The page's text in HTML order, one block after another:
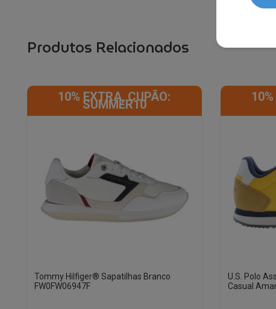
Produtos Relacionados
10% EXTRA, CUPÃO:
SUMMER10
Tommy Hilfiger® Sapatilhas Branco
FW0FW06947F
U.S. Polo
Casual